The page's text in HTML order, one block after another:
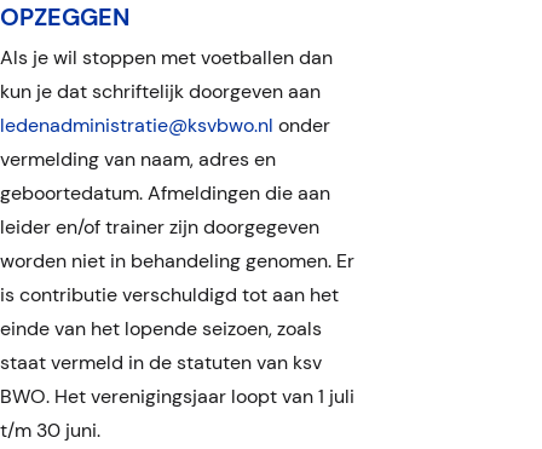
Bent u eerder lid
geweest van ksv BWO
OPZEGGEN
Als je wil stoppen met voetballen dan
kun je dat schriftelijk doorgeven aan
ledenadministratie@ksvbwo.nl onder
vermelding van naam, adres en
geboortedatum. Afmeldingen die aan
leider en/of trainer zijn doorgegeven
worden niet in behandeling genomen. Er
is contributie verschuldigd tot aan het
einde van het lopende seizoen, zoals
staat vermeld in de statuten van ksv
BWO. Het verenigingsjaar loopt van 1 juli
t/m 30 juni.